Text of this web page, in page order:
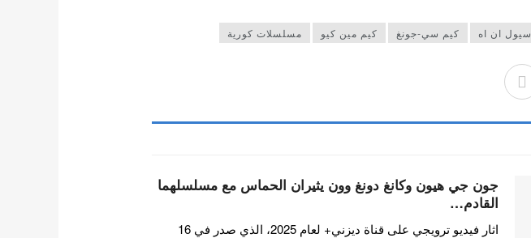
سيول ان اه كيم سي-جونغ كيم مين كيو مسلسلات كورية
جون جي هيون وكانغ دونغ وون يثيران الحماس مع مسلسلهما
القادم…
اثار فيديو ترويجي على قناة ديزني+ لعام 2025، الذي صدر في 16